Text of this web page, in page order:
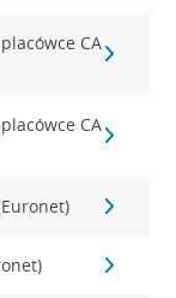
CA
CA